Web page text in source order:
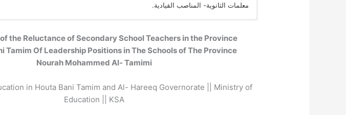
معلمات الثانوية- المناصب القيادية.
the Reluctance of Secondary School Teachers in the Province
Tamim Of Leadership Positions in The Schools of The Province
Nourah Mohammed Al- Tamimi
in Houta Bani Tamim and Al- Hareeq Governorate || Ministry of
Education || KSA